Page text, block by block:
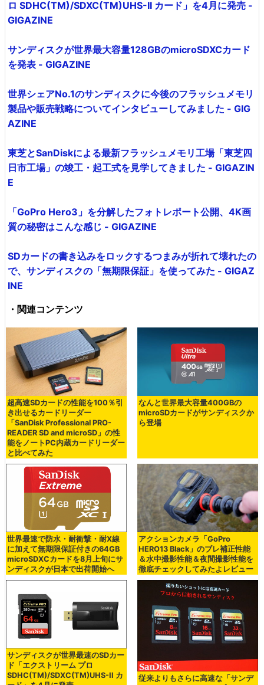
ロ SDHC(TM)/SDXC(TM)UHS-II カード」を4月に発売 -
GIGAZINE
サンディスクが世界最大容量128GBのmicroSDXCカード
を発表 - GIGAZINE
世界シェアNo.1のサンディスクに今後のフラッシュメモリ
製品や販売戦略についてインタビューしてみました - GIG
AZINE
東芝とSanDiskによる最新フラッシュメモリ工場「東芝四
日市工場」の竣工・起工式を見学してきました - GIGAZIN
E
「GoPro Hero3」を分解したフォトレポート公開、4K画
質の秘密はこんな感じ - GIGAZINE
SDカードの書き込みをロックするつまみが折れて壊れたの
で、サンディスクの「無期限保証」を使ってみた - GIGAZ
INE
・関連コンテンツ
超高速SDカードの性能を100％引
き出せるカードリーダー
「SanDisk Professional PRO-
READER SD and microSD」の性
能をノートPC内蔵カードリーダー
と比べてみた
なんと世界最大容量400GBの
microSDカードがサンディスクか
ら登場
世界最速で防水・耐衝撃・耐X線
に加えて無期限保証付きの64GB
microSDXCカードを8月上旬にサ
ンディスクが日本で出荷開始へ
アクションカメラ「GoPro
HERO13 Black」のブレ補正性能
＆水中撮影性能＆夜間撮影性能を
徹底チェックしてみたよレビュー
サンディスクが世界最速のSDカー
ド「エクストリーム プロ
SDHC(TM)/SDXC(TM)UHS-II カ
従来よりもさらに高速な「サンデ